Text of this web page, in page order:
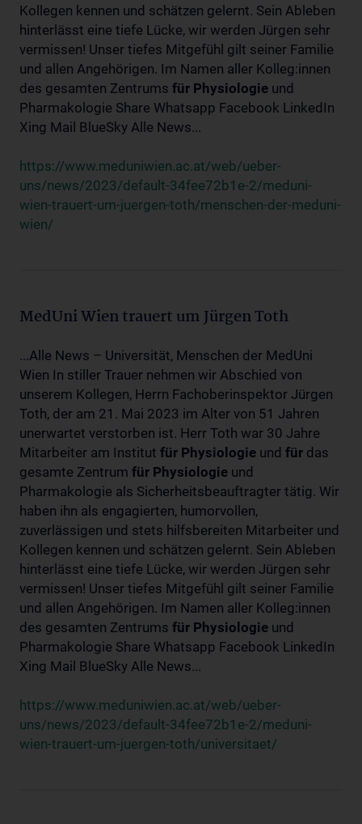
Kollegen kennen und schätzen gelernt. Sein Ableben
hinterlässt eine tiefe Lücke, wir werden Jürgen sehr
vermissen! Unser tiefes Mitgefühl gilt seiner Familie
und allen Angehörigen. Im Namen aller Kolleg:innen
des gesamten Zentrums für Physiologie und
Pharmakologie Share Whatsapp Facebook LinkedIn
Xing Mail BlueSky Alle News...
https://www.meduniwien.ac.at/web/ueber-
uns/news/2023/default-34fee72b1e-2/meduni-
wien-trauert-um-juergen-toth/menschen-der-meduni-
wien/
MedUni Wien trauert um Jürgen Toth
...Alle News – Universität, Menschen der MedUni
Wien In stiller Trauer nehmen wir Abschied von
unserem Kollegen, Herrn Fachoberinspektor Jürgen
Toth, der am 21. Mai 2023 im Alter von 51 Jahren
unerwartet verstorben ist. Herr Toth war 30 Jahre
Mitarbeiter am Institut für Physiologie und für das
gesamte Zentrum für Physiologie und
Pharmakologie als Sicherheitsbeauftragter tätig. Wir
haben ihn als engagierten, humorvollen,
zuverlässigen und stets hilfsbereiten Mitarbeiter und
Kollegen kennen und schätzen gelernt. Sein Ableben
hinterlässt eine tiefe Lücke, wir werden Jürgen sehr
vermissen! Unser tiefes Mitgefühl gilt seiner Familie
und allen Angehörigen. Im Namen aller Kolleg:innen
des gesamten Zentrums für Physiologie und
Pharmakologie Share Whatsapp Facebook LinkedIn
Xing Mail BlueSky Alle News...
https://www.meduniwien.ac.at/web/ueber-
uns/news/2023/default-34fee72b1e-2/meduni-
wien-trauert-um-juergen-toth/universitaet/